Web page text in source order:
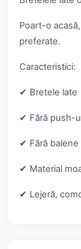
Poart-o
preferate.
Caracteristici:
✔ Bretele late
✔ Fără push-
✔ Fără balene
✔ Material
✔ Lejeră,